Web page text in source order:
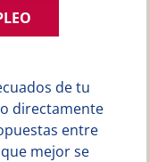
de tu
directamente
entre
mejor se